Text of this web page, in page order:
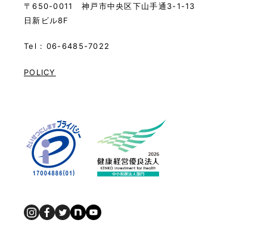
〒650-0011 神戸市中央区下山手通3-1-13
日新ビル8F
Tel : 06-6485-7022
POLICY